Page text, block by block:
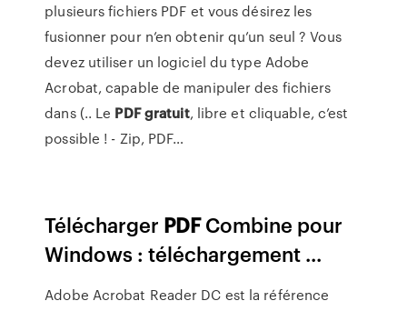
plusieurs fichiers PDF et vous désirez les
fusionner pour n’en obtenir qu’un seul ? Vous
devez utiliser un logiciel du type Adobe
Acrobat, capable de manipuler des fichiers
dans (.. Le PDF gratuit, libre et cliquable, c’est
possible ! - Zip, PDF…
Télécharger PDFCombine pour
Windows : téléchargement ...
Adobe Acrobat Reader DC est la référence